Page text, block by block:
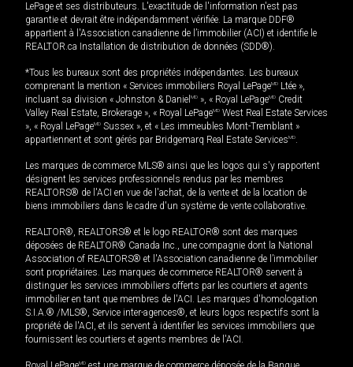
LePage et ses distributeurs. L'exactitude de l'information n'est pas
garantie et devrait être indépendamment vérifiée. La marque DDF®
appartient à l'Association canadienne de l’immobilier (ACI) et identifie le
REALTOR.ca Installation de distribution de données (SDD®).
*Tous les bureaux sont des propriétés indépendantes. Les bureaux
comprenant la mention « Services immobiliers Royal LePageMD Ltée »,
incluant sa division « Johnston & Daniel MD », « Royal LePageMD Credit
Valley Real Estate, Brokerage », « Royal LePageMD West Real Estate Services
», « Royal LePageMD Sussex », et « Les immeubles Mont-Tremblant »
appartiennent et sont gérés par Bridgemarq Real Estate ServicesMD.
Les marques de commerce MLS® ainsi que les logos qui s'y rapportent
désignent les services professionnels rendus par les membres
REALTORS® de l'ACI en vue de l'achat, de la vente et de la location de
biens immobiliers dans le cadre d'un système de vente collaborative.
REALTOR®, REALTORS® et le logo REALTOR® sont des marques
déposées de REALTOR® Canada Inc., une compagnie dont la National
Association of REALTORS® et l'Association canadienne de l’immobilier
sont propriétaires. Les marques de commerce REALTOR® servent à
distinguer les services immobiliers offerts par les courtiers et agents
immobilier en tant que membres de l'ACI. Les marques d'homologation
S.I.A.® /MLS®, Service inter-agences®, et leurs logos respectifs sont la
propriété de l'ACI, et ils servent à identifier les services immobiliers que
fournissent les courtiers et agents membres de l'ACI.
MD